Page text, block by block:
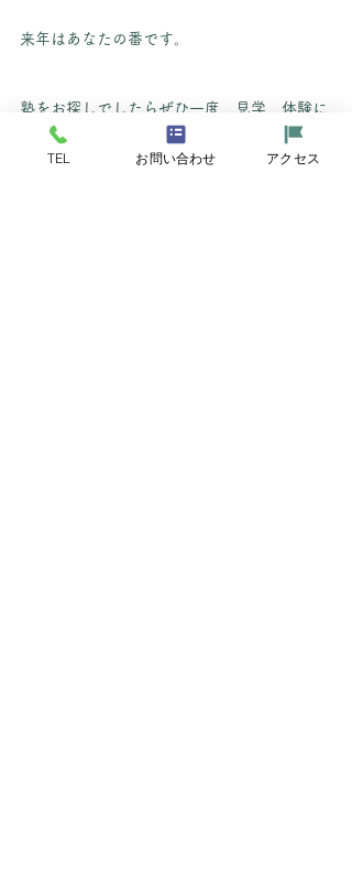
来年はあなたの番です。
塾をお探しでしたらぜひ一度、見学、体験に
お越しくださいませ。
TEL お問い合わせ アクセス